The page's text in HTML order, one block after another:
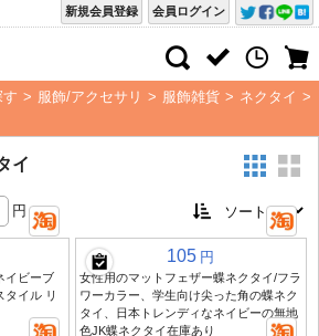
会員ログイン
新規会員登録
> 服飾/アクセサリ > 服飾雑貨 > ネクタイ >
イ
円
イビーブ
タイル リ
105 円
女性用のマットフェザー蝶ネクタイ/フラ
ワーカラー、学生向け尖った角の蝶ネク
タイ、日本トレンディなネイビーの無地
色JK蝶ネクタイ在庫あり